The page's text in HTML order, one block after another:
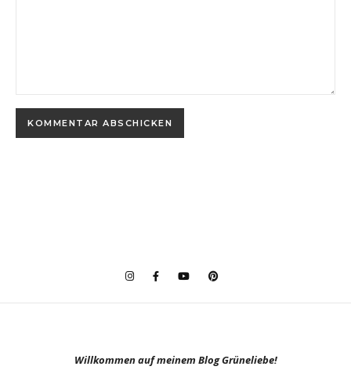
Willkommen auf meinem Blog Grüneliebe!